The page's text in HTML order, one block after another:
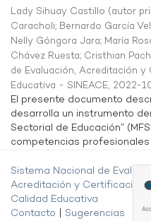
Lady Sihuay Castillo (autor
Caracholi; Bernardo García
Nelly Góngora Jara; María
Chávez Ruesta; Cristhian
de Evaluación, Acreditación
Educativa - SINEACE, 2022-
El presente documento
desarrolla un instrumento
Sectorial de Educación”
competencias profesionales
Sistema Nacional de
Acreditación y Certificación
Calidad Educativa
Contacto
Sugerencias